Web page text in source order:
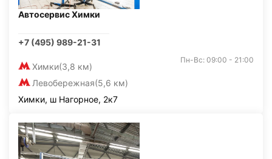
Автосервис Химки
+7 (495) 989-21-31
Химки(3,8 км)
Левобережная(5,6 км)
Пн-Вс: 09:00 - 21:00
Химки, ш Нагорное, 2к7